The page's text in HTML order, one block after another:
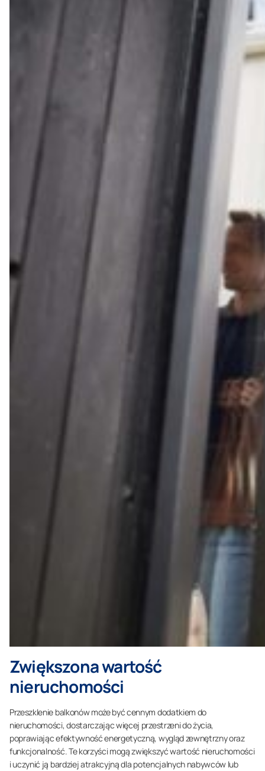
Zwiększona wartość
nieruchomości
Przeszklenie balkonów może być cennym dodatkiem do
nieruchomości, dostarczając więcej przestrzeni do życia,
poprawiając efektywność energetyczną, wygląd zewnętrzny oraz
funkcjonalność. Te korzyści mogą zwiększyć wartość nieruchomości
i uczynić ją bardziej atrakcyjną dla potencjalnych nabywców lub